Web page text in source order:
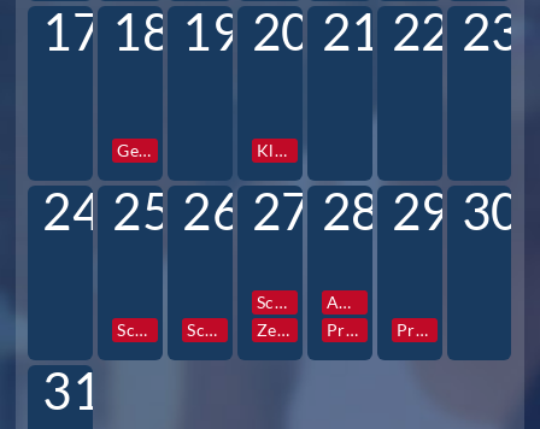
17 18
Gesamtkonferenz
19 20
Klassen und Profilstunden
21 22 23
24 25
Schulfotograf
26
Schulfotograf
27
Schulfotograf
Zentrale Info- und Elternabende 6
28
AG Vorstellung
Prefects Reise
29
Prefects Reise
30
31